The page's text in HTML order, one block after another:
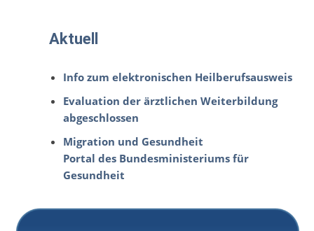
Aktuell
Info zum elektronischen Heilberufsausweis
Evaluation der ärztlichen Weiterbildung
abgeschlossen
Migration und Gesundheit
Portal des Bundesministeriums für
Gesundheit